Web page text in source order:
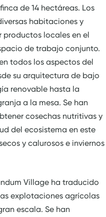
de 14 hectáreas. Los
habitaciones y
locales en el
de trabajo conjunto.
todos los aspectos del
su arquitectura de bajo
renovable hasta la
a la mesa. Se han
cosechas nutritivas y
del ecosistema en este
y calurosos e inviernos
Village ha traducido
explotaciones agrícolas
escala. Se han